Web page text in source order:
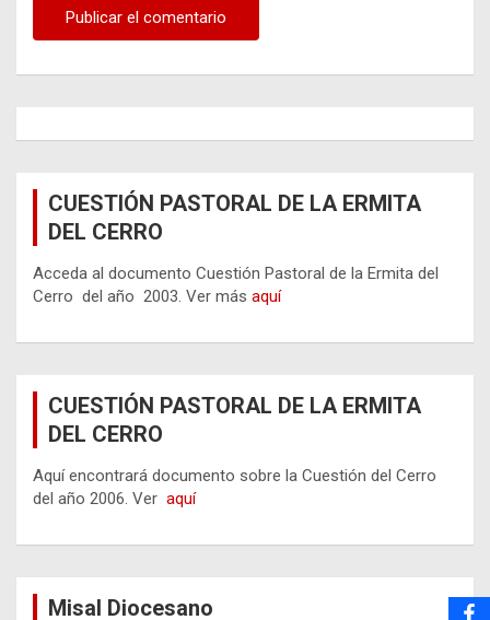
CUESTIÓN PASTORAL DE LA ERMITA
DEL CERRO
Acceda al documento Cuestión Pastoral de la Ermita del
Cerro del año 2003. Ver más aquí
CUESTIÓN PASTORAL DE LA ERMITA
DEL CERRO
Aquí encontrará documento sobre la Cuestión del Cerro
del año 2006. Ver aquí
Misal Diocesano